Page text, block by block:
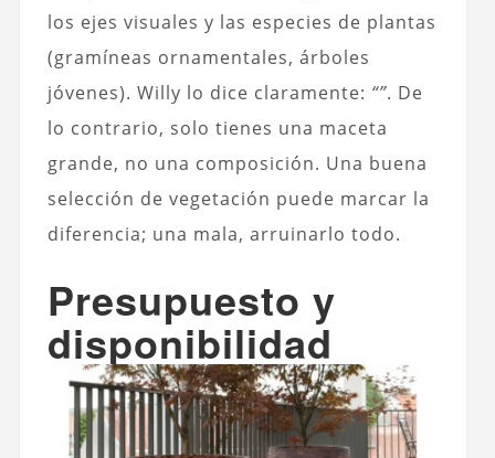
los ejes visuales y las especies de plantas
(gramíneas ornamentales, árboles
jóvenes). Willy lo dice claramente: “”. De
lo contrario, solo tienes una maceta
grande, no una composición. Una buena
selección de vegetación puede marcar la
diferencia; una mala, arruinarlo todo.
Presupuesto y
disponibilidad